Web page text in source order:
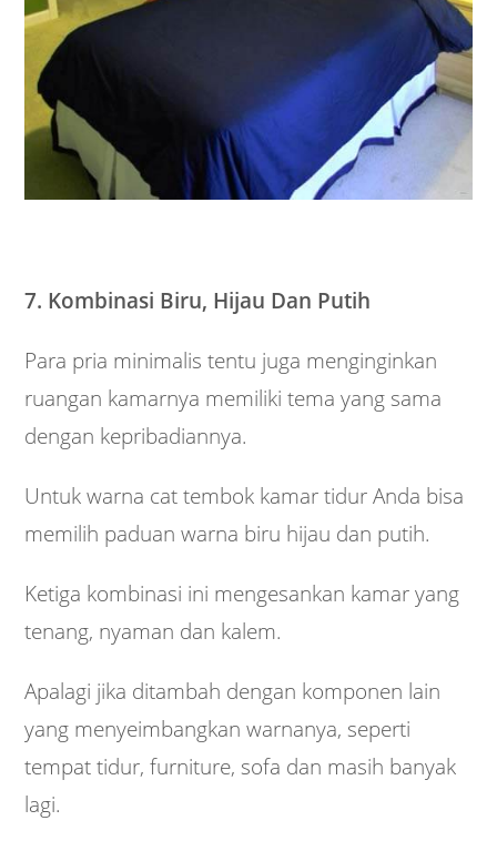
7. Kombinasi Biru, Hijau Dan Putih
Para pria minimalis tentu juga menginginkan
ruangan kamarnya memiliki tema yang sama
dengan kepribadiannya.
Untuk warna cat tembok kamar tidur Anda bisa
memilih paduan warna biru hijau dan putih.
Ketiga kombinasi ini mengesankan kamar yang
tenang, nyaman dan kalem.
Apalagi jika ditambah dengan komponen lain
yang menyeimbangkan warnanya, seperti
tempat tidur, furniture, sofa dan masih banyak
lagi.